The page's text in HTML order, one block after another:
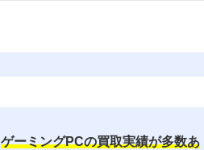
ゲーミングPCの買取実績が多数あ